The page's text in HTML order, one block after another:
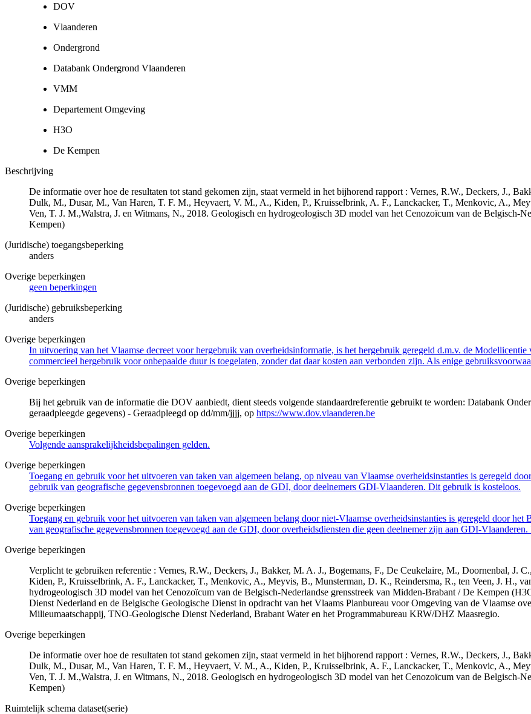
DOV
Vlaanderen
Ondergrond
Databank Ondergrond Vlaanderen
VMM
Departement Omgeving
H3O
De Kempen
Beschrijving
De informatie over hoe de resultaten tot stand gekomen zijn, staat vermeld in het bijhorend rapport : Vernes, R.W., Deckers, J.,
Dulk, M., Dusar, M., Van Haren, T. F. M., Heyvaert, V. M., A., Kiden, P., Kruisselbrink, A. F., Lanckacker, T., Menkovic, A.,
Ven, T. J. M.,Walstra, J. en Witmans, N., 2018. Geologisch en hydrogeologisch 3D model van het Cenozoïcum van de Belgisch-
Kempen)
(Juridische) toegangsbeperking
anders
Overige beperkingen
geen beperkingen
(Juridische) gebruiksbeperking
anders
Overige beperkingen
In uitvoering van het Vlaamse decreet voor hergebruik van overheidsinformatie, is het hergebruik geregeld d.m.v. de
commercieel hergebruik voor onbepaalde duur is toegelaten, zonder dat daar kosten aan verbonden zijn. Als enige
Overige beperkingen
Bij het gebruik van de informatie die DOV aanbiedt, dient steeds volgende standaardreferentie gebruikt te worden: Databank
geraadpleegde gegevens) - Geraadpleegd op dd/mm/jjjj, op https://www.dov.vlaanderen.be
Overige beperkingen
Volgende aansprakelijkheidsbepalingen gelden.
Overige beperkingen
Toegang en gebruik voor het uitvoeren van taken van algemeen belang, op niveau van Vlaamse overheidsinstanties is geregeld
gebruik van geografische gegevensbronnen toegevoegd aan de GDI, door deelnemers GDI-Vlaanderen. Dit gebruik is kosteloos.
Overige beperkingen
Toegang en gebruik voor het uitvoeren van taken van algemeen belang door niet-Vlaamse overheidsinstanties is geregeld door
van geografische gegevensbronnen toegevoegd aan de GDI, door overheidsdiensten die geen deelnemer zijn aan GDI-
Overige beperkingen
Verplicht te gebruiken referentie : Vernes, R.W., Deckers, J., Bakker, M. A. J., Bogemans, F., De Ceukelaire, M., Doornenbal,
Kiden, P., Kruisselbrink, A. F., Lanckacker, T., Menkovic, A., Meyvis, B., Munsterman, D. K., Reindersma, R., ten Veen, J. H.,
hydrogeologisch 3D model van het Cenozoïcum van de Belgisch-Nederlandse grensstreek van Midden-Brabant / De Kempen
Dienst Nederland en de Belgische Geologische Dienst in opdracht van het Vlaams Planbureau voor Omgeving van de Vlaamse
Milieumaatschappij, TNO-Geologische Dienst Nederland, Brabant Water en het Programmabureau KRW/DHZ Maasregio.
Overige beperkingen
De informatie over hoe de resultaten tot stand gekomen zijn, staat vermeld in het bijhorend rapport : Vernes, R.W., Deckers, J.,
Dulk, M., Dusar, M., Van Haren, T. F. M., Heyvaert, V. M., A., Kiden, P., Kruisselbrink, A. F., Lanckacker, T., Menkovic, A.,
Ven, T. J. M.,Walstra, J. en Witmans, N., 2018. Geologisch en hydrogeologisch 3D model van het Cenozoïcum van de Belgisch-
Kempen)
Ruimtelijk schema dataset(serie)